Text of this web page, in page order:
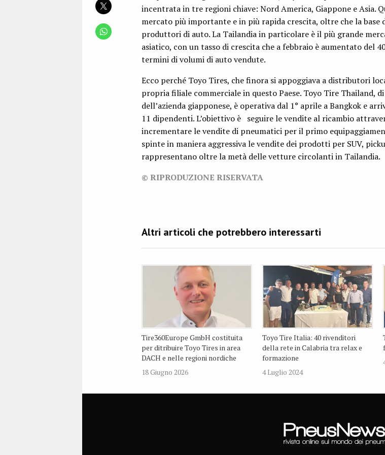
incentrata in tre regioni chiave: Nord America, Giappone e Asia.
mercato più importante e in più rapida crescita, oltre che la
produttori di auto. La Tailandia in particolare è il più grande
asiatico, con un tasso di crescita che a febbraio è aumentato del
termini di volumi di auto vendute.
Ecco perché Toyo Tires, che finora si appoggiava a distributori
propria filiale commerciale in questo Paese. Toyo Tire Thailand,
dell’azienda giapponese, è operativa dal 1° aprile a Bangkok e
11 dipendenti. L’obiettivo è seguire le vendite al ricambio
incrementare le vendite di pneumatici per il primo
spinte in maniera aggressiva le vendite dei prodotti per SUV,
rappresentano oltre la metà delle vetture circolanti in Tailandia.
© RIPRODUZIONE RISERVATA
Tire360Europe GmbH costituita
per ditribuire Toyo Tires in area
DACH e nelle regioni nordiche
18 Giugno 2026
Toyo Tire Italia: 40 rivenditori
della rete in Calabria tra relax e
formazione
4 Luglio 2024